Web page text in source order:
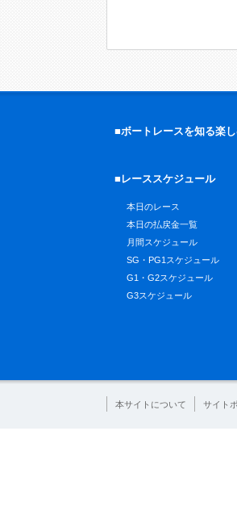
■ボートレースを知る楽
■レーススケジュール
本日のレース
本日の払戻金一覧
月間スケジュール
SG・PG1スケジュール
G1・G2スケジュール
G3スケジュール
本サイトについて サイト